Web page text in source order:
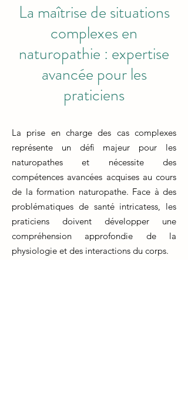
La maîtrise de situations
complexes en
naturopathie : expertise
avancée pour les
praticiens
La prise en charge des cas complexes
représente un défi majeur pour les
naturopathes et nécessite des
compétences avancées acquises au cours
de la formation naturopathe. Face à des
problématiques de santé intricatess, les
praticiens doivent développer une
compréhension approfondie de la
physiologie et des interactions du corps.